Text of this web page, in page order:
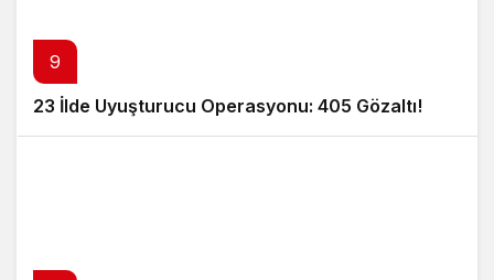
9
23 İlde Uyuşturucu Operasyonu: 405 Gözaltı!